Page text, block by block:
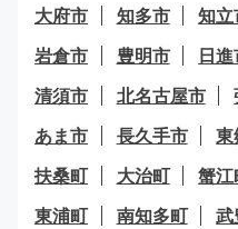
大府市
知多市 知
岩倉市
豊明市 日
清須市
北名古屋市
あま市
長久手市
扶桑町
大治町 蟹
東浦町
南知多町